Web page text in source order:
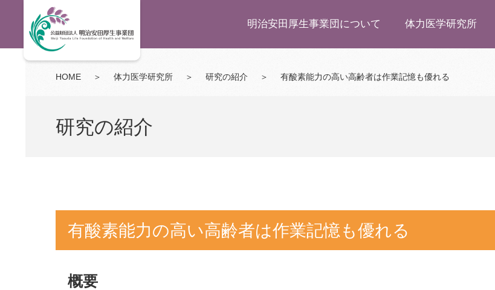
明治安田厚生事業団について 体力医学研究所
HOME ＞ 体力医学研究所 ＞ 研究の紹介 ＞ 有酸素能力の高い高齢者は作業記憶も優れる
研究の紹介
有酸素能力の高い高齢者は作業記憶も優れる
概要